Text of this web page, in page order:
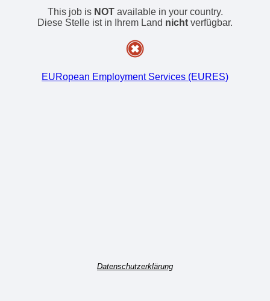
This job is NOTavailable in your country.
Diese Stelle ist in Ihrem Land nicht verfügbar.
EURopean Employment Services (EURES)
Datenschutzerklärung